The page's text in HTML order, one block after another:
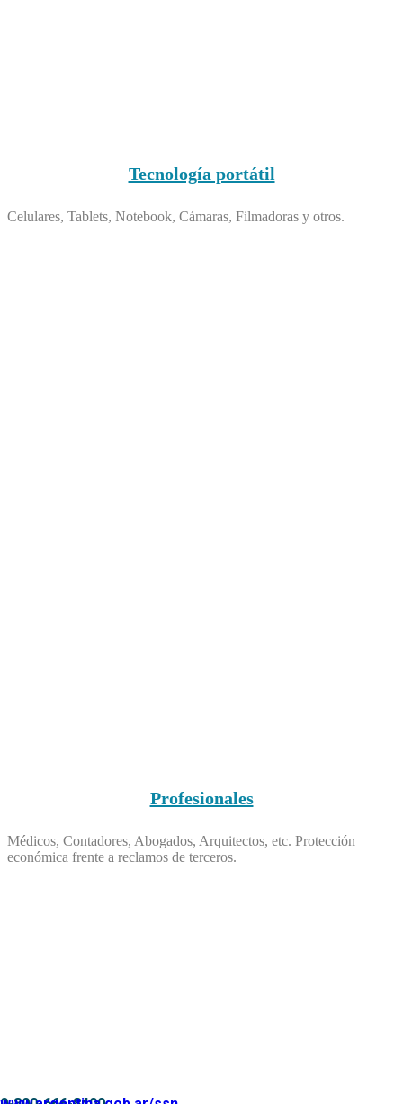
Tecnología portátil
Celulares, Tablets, Notebook, Cámaras, Filmadoras y otros.
Profesionales
Médicos, Contadores, Abogados, Arquitectos, etc. Protección
económica frente a reclamos de terceros.